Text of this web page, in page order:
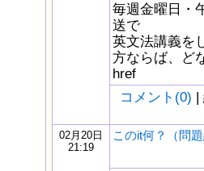
毎週金曜日・
送で
英文法講義を
方ならば、ど
href
コメント(0) |
02月20日
21:19
このit何？（問